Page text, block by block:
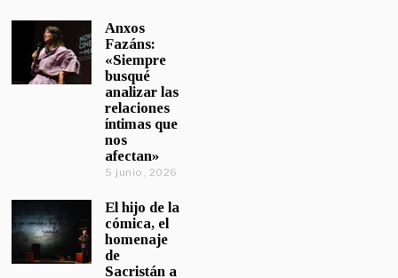
Anxos
Fazáns:
«Siempre
busqué
analizar las
relaciones
íntimas que
nos
afectan»
5 junio, 2026
El hijo de la
cómica, el
homenaje
de
Sacristán a